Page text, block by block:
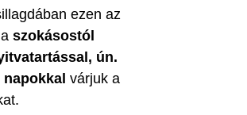
ezen az
szokásostól
ún.
várjuk a